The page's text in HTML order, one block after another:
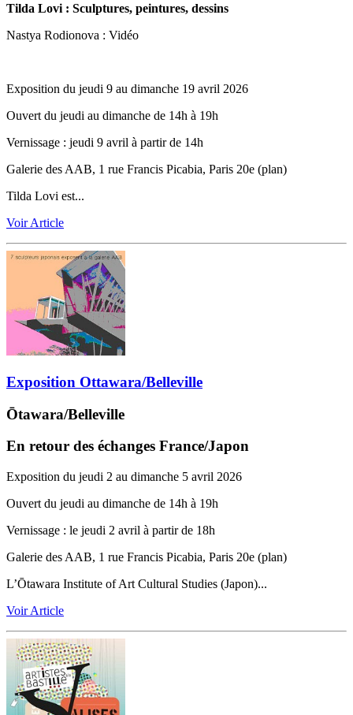
Tilda Lovi : Sculptures, peintures, dessins
Nastya Rodionova : Vidéo
Exposition du jeudi 9 au dimanche 19 avril 2026
Ouvert du jeudi au dimanche de 14h à 19h
Vernissage ‬: jeudi 9 avril à partir de 14h
Galerie des AAB, 1 rue Francis Picabia, Paris 20e (plan)
Tilda Lovi est...
Voir Article
Exposition Ottawara/Belleville
Ōtawara/Belleville
En retour des échanges France/Japon
Exposition du jeudi 2 au dimanche 5 avril 2026
Ouvert du jeudi au dimanche de 14h à 19h
Vernissage ‬: le jeudi 2 avril à partir de 18h
Galerie des AAB, 1 rue Francis Picabia, Paris 20e (plan)
L’Ōtawara Institute of Art Cultural Studies (Japon)...
Voir Article